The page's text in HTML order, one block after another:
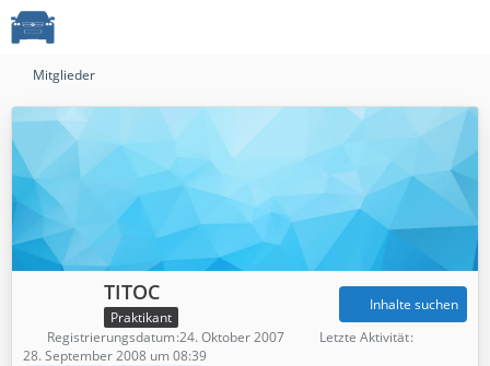
Mitglieder
TITOC
Praktikant
Inhalte suchen
Registrierungsdatum 24. Oktober 2007
Letzte Aktivität
28. September 2008 um 08:39